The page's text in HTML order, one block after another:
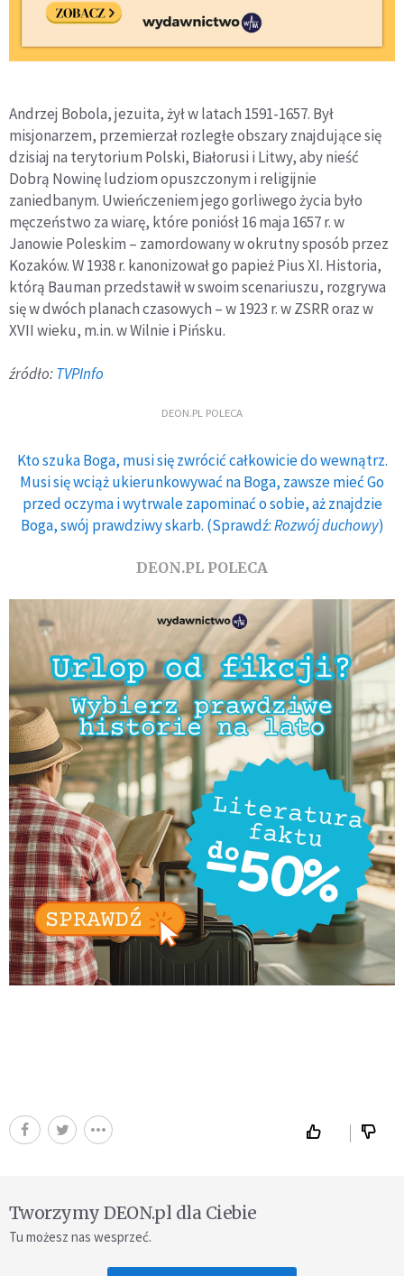
Andrzej Bobola, jezuita, żył w latach 1591-1657. Był
misjonarzem, przemierzał rozległe obszary znajdujące się
dzisiaj na terytorium Polski, Białorusi i Litwy, aby nieść
Dobrą Nowinę ludziom opuszczonym i religijnie
zaniedbanym. Uwieńczeniem jego gorliwego życia było
męczeństwo za wiarę, które poniósł 16 maja 1657 r. w
Janowie Poleskim – zamordowany w okrutny sposób przez
Kozaków. W 1938 r. kanonizował go papież Pius XI. Historia,
którą Bauman przedstawił w swoim scenariuszu, rozgrywa
się w dwóch planach czasowych – w 1923 r. w ZSRR oraz w
XVII wieku, m.in. w Wilnie i Pińsku.
źródło:TVPInfo
DEON.PL POLECA
Kto szuka Boga, musi się zwrócić całkowicie do wewnątrz.
Musi się wciąż ukierunkowywać na Boga, zawsze mieć Go
przed oczyma i wytrwale zapominać o sobie, aż znajdzie
Boga, swój prawdziwy skarb. (Sprawdź:Rozwój duchowy)
DEON.PL POLECA
Tworzymy DEON.pl dla Ciebie
Tu możesz nas wesprzeć.